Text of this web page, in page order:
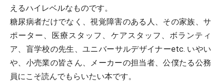
えるハイレベルなものです。
糖尿病者だけでなく、視覚障害のある人、その家族、サ
ポーター、医療スタッフ、ケアスタッフ、ボランティ
ア、盲学校の先生、ユニバーサルデザイナーetc. いやい
や、小売業の皆さん、メーカーの担当者、公僕たる公務
員にこそ読んでもらいたい本です。